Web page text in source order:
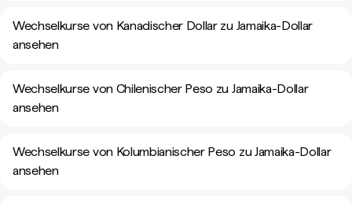
Wechselkurse von Kanadischer Dollar zu Jamaika-Dollar
ansehen
Wechselkurse von Chilenischer Peso zu Jamaika-Dollar
ansehen
Wechselkurse von Kolumbianischer Peso zu Jamaika-Dollar
ansehen